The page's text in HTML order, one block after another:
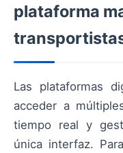
plataforma
Las plataformas
acceder a
tiempo real y
única interfaz.